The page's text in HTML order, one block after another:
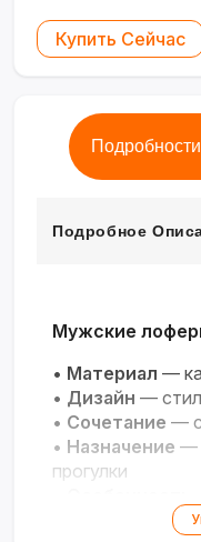
Купить Сейчас
Подробное
Мужские
• Материал —
• Дизайн —
• Сочетание —
• Назначение —
прогулки